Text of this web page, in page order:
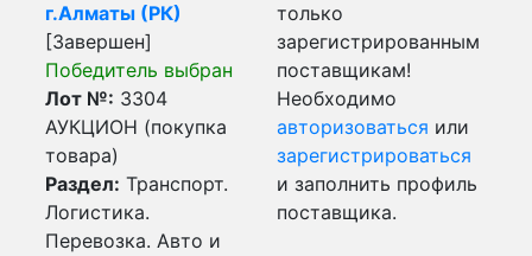
г.Алматы (РК)
[Завершен]
Победитель выбран
Лот №: 3304
АУКЦИОН (покупка
товара)
Раздел: Транспорт.
Логистика.
Перевозка. Авто и
только
зарегистрированным
поставщикам!
Необходимо
авторизоваться или
зарегистрироваться
и заполнить профиль
поставщика.